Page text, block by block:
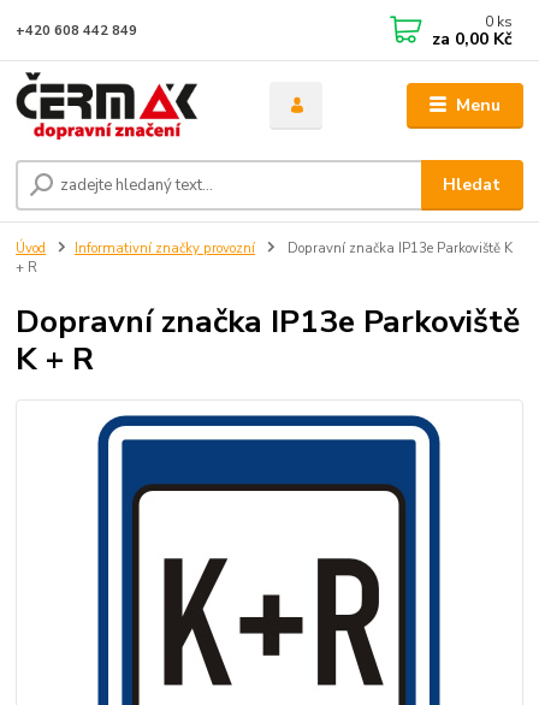
Menu
Hledat
+420 608 442 849 0 ks
za 0,00 Kč
Úvod Informativní značky provozní
Dopravní značka IP13e Parkoviště K
+ R
Dopravní značka IP13e Parkoviště
K + R